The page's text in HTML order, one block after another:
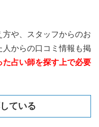
や、スタッフからのお
からの口コミ情報も掲
た占い師を探す上で必要
ている